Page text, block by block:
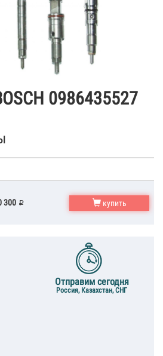
0986435527
300 купить
Отправим сегодня
Россия, Казахстан, СНГ